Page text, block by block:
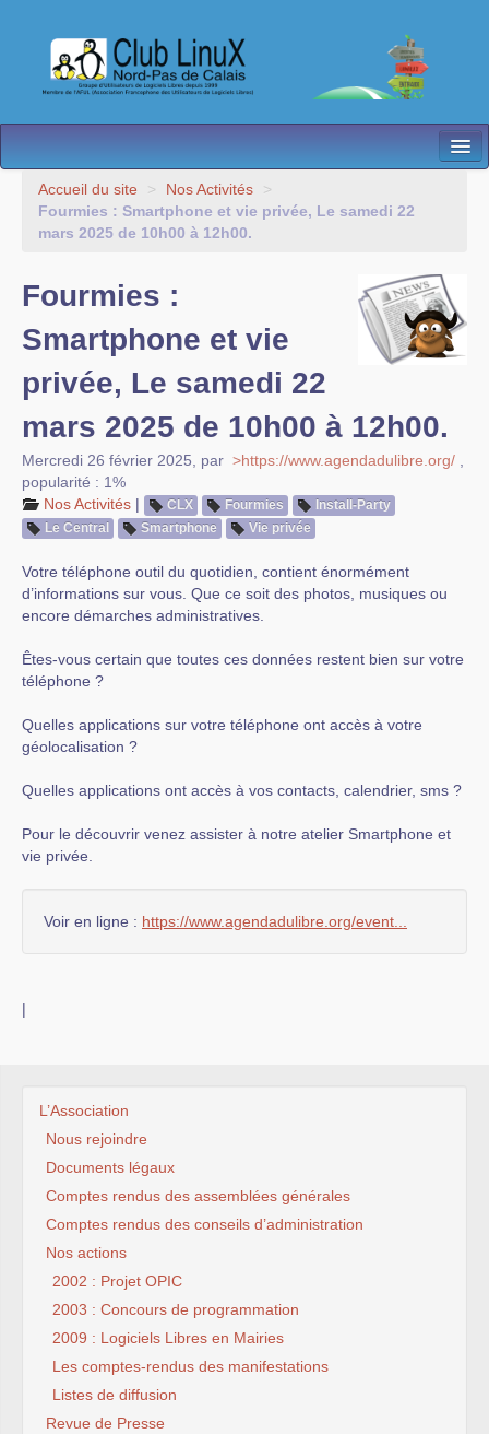
L’Association
Nos Activités
Les antennes
Espace membres
Accueil du site > Nos Activités
>
Fourmies : Smartphone et vie privée, Le samedi 22
mars 2025 de 10h00 à 12h00.
Fourmies :
Smartphone et vie
privée, Le samedi 22
mars 2025 de 10h00 à 12h00.
Mercredi 26 février 2025 par >https://www.agendadulibre.org/
popularité : 1%
Nos Activités | CLX Fourmies
Install-Party
Le Central
Smartphone Vie privée
Votre téléphone outil du quotidien, contient énormément
d’informations sur vous. Que ce soit des photos, musiques ou
encore démarches administratives.
Êtes-vous certain que toutes ces données restent bien sur votre
téléphone ?
Quelles applications sur votre téléphone ont accès à votre
géolocalisation ?
Quelles applications ont accès à vos contacts, calendrier, sms ?
Pour le découvrir venez assister à notre atelier Smartphone et
vie privée.
Voir en ligne : https://www.agendadulibre.org/event...
|
L’Association
Nous rejoindre
Documents légaux
Comptes rendus des assemblées générales
Comptes rendus des conseils d’administration
Nos actions
2002 : Projet OPIC
2003 : Concours de programmation
2009 : Logiciels Libres en Mairies
Les comptes-rendus des manifestations
Listes de diffusion
Revue de Presse